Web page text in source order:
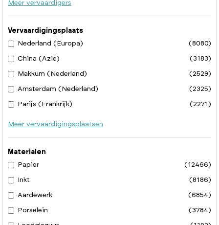
Meer vervaardigers
Vervaardigingsplaats
Nederland (Europa)
(8080)
China (Azië) (3183)
Makkum (Nederland) (2529)
Amsterdam (Nederland) (2325)
Parijs (Frankrijk) (2271)
Meer vervaardigingsplaatsen
Materialen
Papier
(12466)
Inkt (8186)
Aardewerk (6854)
Porselein (3784)